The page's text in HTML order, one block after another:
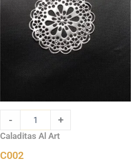
- +
Caladitas Al Art
C002